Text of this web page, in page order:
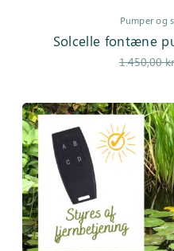
Pumper og
Solcelle fontæne
1.450,00